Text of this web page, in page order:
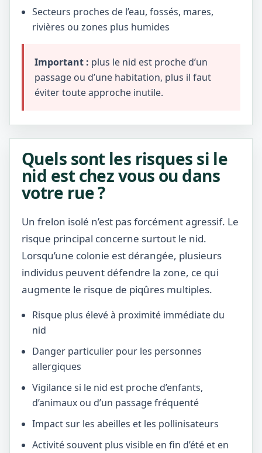
Secteurs proches de l’eau, fossés, mares,
rivières ou zones plus humides
Important : plus le nid est proche d’un
passage ou d’une habitation, plus il faut
éviter toute approche inutile.
Quels sont les risques si le
nid est chez vous ou dans
votre rue ?
Un frelon isolé n’est pas forcément agressif. Le
risque principal concerne surtout le nid.
Lorsqu’une colonie est dérangée, plusieurs
individus peuvent défendre la zone, ce qui
augmente le risque de piqûres multiples.
Risque plus élevé à proximité immédiate du
nid
Danger particulier pour les personnes
allergiques
Vigilance si le nid est proche d’enfants,
d’animaux ou d’un passage fréquenté
Impact sur les abeilles et les pollinisateurs
Activité souvent plus visible en fin d’été et en